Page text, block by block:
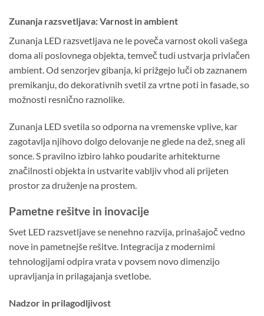
Zunanja razsvetljava: Varnost in ambient
Zunanja LED razsvetljava ne le poveča varnost okoli vašega
doma ali poslovnega objekta, temveč tudi ustvarja privlačen
ambient. Od senzorjev gibanja, ki prižgejo luči ob zaznanem
premikanju, do dekorativnih svetil za vrtne poti in fasade, so
možnosti resnično raznolike.
Zunanja LED svetila so odporna na vremenske vplive, kar
zagotavlja njihovo dolgo delovanje ne glede na dež, sneg ali
sonce. S pravilno izbiro lahko poudarite arhitekturne
značilnosti objekta in ustvarite vabljiv vhod ali prijeten
prostor za druženje na prostem.
Pametne rešitve in inovacije
Svet LED razsvetljave se nenehno razvija, prinašajoč vedno
nove in pametnejše rešitve. Integracija z modernimi
tehnologijami odpira vrata v povsem novo dimenzijo
upravljanja in prilagajanja svetlobe.
Nadzor in prilagodljivost